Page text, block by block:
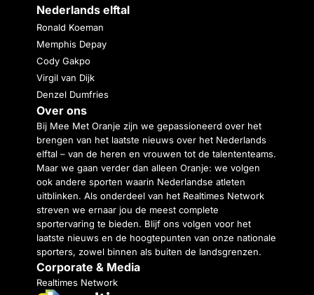
Nederlands elftal
Ronald Koeman
Memphis Depay
Cody Gakpo
Virgil van Dijk
Denzel Dumfries
Over ons
Bij Mee Met Oranje zijn we gepassioneerd over het
brengen van het laatste nieuws over het Nederlands
elftal – van de heren en vrouwen tot de talententeams.
Maar we gaan verder dan alleen Oranje: we volgen
ook andere sporten waarin Nederlandse atleten
uitblinken. Als onderdeel van het Realtimes Network
streven we ernaar jou de meest complete
sportervaring te bieden. Blijf ons volgen voor het
laatste nieuws en de hoogtepunten van onze nationale
sporters, zowel binnen als buiten de landsgrenzen.
Corporate & Media
Realtimes Network